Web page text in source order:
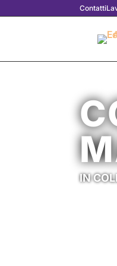
Contatti
IN